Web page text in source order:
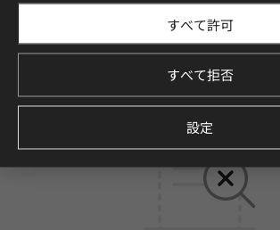
0結果
すべて許可
すべて拒否
設定